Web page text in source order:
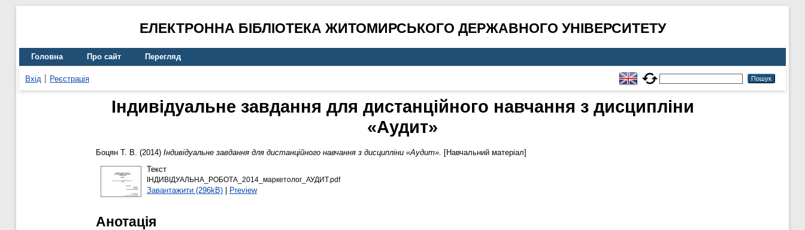
ЕЛЕКТРОННА БІБЛІОТЕКА ЖИТОМИРСЬКОГО ДЕРЖАВНОГО УНІВЕРСИТЕТУ
Головна Про сайт Перегляд
Вхід Реєстрація
Індивідуальне завдання для дистанційного навчання з дисципліни
«Аудит»
Боцян Т. В. (2014) Індивідуальне завдання для дистанційного навчання з дисципліни «Аудит». [Навчальний матеріал]
Текст
ІНДИВІДУАЛЬНА_РОБОТА_2014_маркетолог_АУДИТ.pdf
Завантажити (296kB)| Preview
Анотація